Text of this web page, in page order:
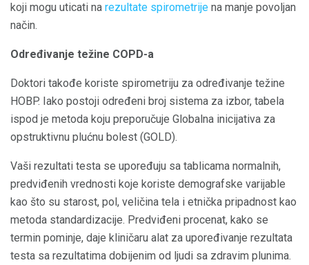
koji mogu uticati na rezultate spirometrije na manje povoljan
način.
Određivanje težine COPD-a
Doktori takođe koriste spirometriju za određivanje težine
HOBP. Iako postoji određeni broj sistema za izbor, tabela
ispod je metoda koju preporučuje Globalna inicijativa za
opstruktivnu plućnu bolest (GOLD).
Vaši rezultati testa se upoređuju sa tablicama normalnih,
predviđenih vrednosti koje koriste demografske varijable
kao što su starost, pol, veličina tela i etnička pripadnost kao
metoda standardizacije. Predviđeni procenat, kako se
termin pominje, daje kliničaru alat za upoređivanje rezultata
testa sa rezultatima dobijenim od ljudi sa zdravim plunima.